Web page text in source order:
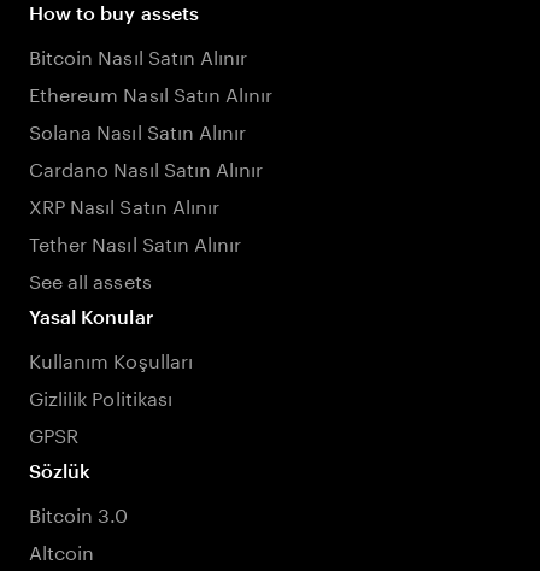
How to buy assets
Bitcoin Nasıl Satın Alınır
Ethereum Nasıl Satın Alınır
Solana Nasıl Satın Alınır
Cardano Nasıl Satın Alınır
XRP Nasıl Satın Alınır
Tether Nasıl Satın Alınır
See all assets
Yasal Konular
Kullanım Koşulları
Gizlilik Politikası
GPSR
Sözlük
Bitcoin 3.0
Altcoin